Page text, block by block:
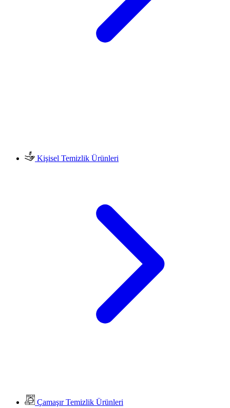
Kişisel Temizlik Ürünleri
Çamaşır Temizlik Ürünleri